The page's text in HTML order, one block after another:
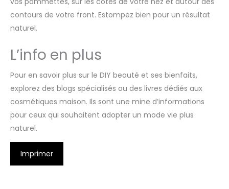
contours de votre front. Estompez bien pour un résultat
naturel.
L’info en plus
Pour en savoir plus sur le DIY beauté et ses bienfaits,
explorez des blogs spécialisés ou des livres dédiés aux
cosmétiques maison. Ils sont une mine d’informations
pour ceux qui souhaitent adopter un mode vie plus
naturel.
Imprimer